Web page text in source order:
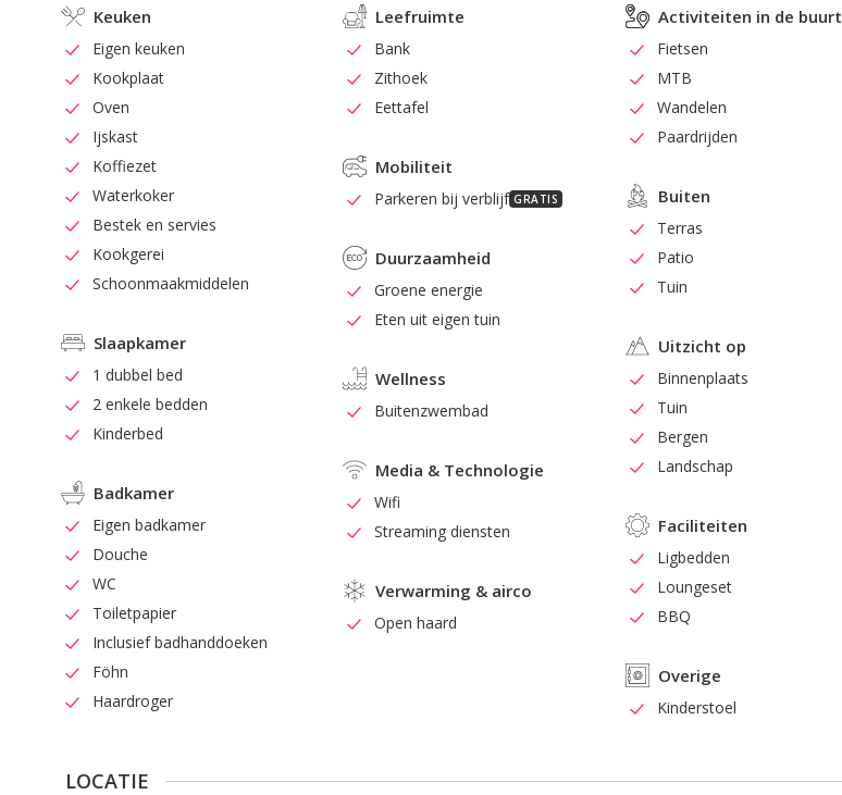
Keuken
Eigen keuken
Kookplaat
Oven
Ijskast
Koffiezet
Waterkoker
Bestek en servies
Kookgerei
Schoonmaakmiddelen
Slaapkamer
1 dubbel bed
2 enkele bedden
Kinderbed
Badkamer
Eigen badkamer
Douche
WC
Toiletpapier
Inclusief badhanddoeken
Föhn
Haardroger
Leefruimte
Bank
Zithoek
Eettafel
Mobiliteit
Parkeren bij verblijf GRATIS
Duurzaamheid
Groene energie
Eten uit eigen tuin
Wellness
Buitenzwembad
Media & Technologie
Wifi
Streaming diensten
Verwarming & airco
Open haard
Activiteiten in de buurt
Fietsen
MTB
Wandelen
Paardrijden
Buiten
Terras
Patio
Tuin
Uitzicht op
Binnenplaats
Tuin
Bergen
Landschap
Faciliteiten
Ligbedden
Loungeset
BBQ
Overige
Kinderstoel
LOCATIE